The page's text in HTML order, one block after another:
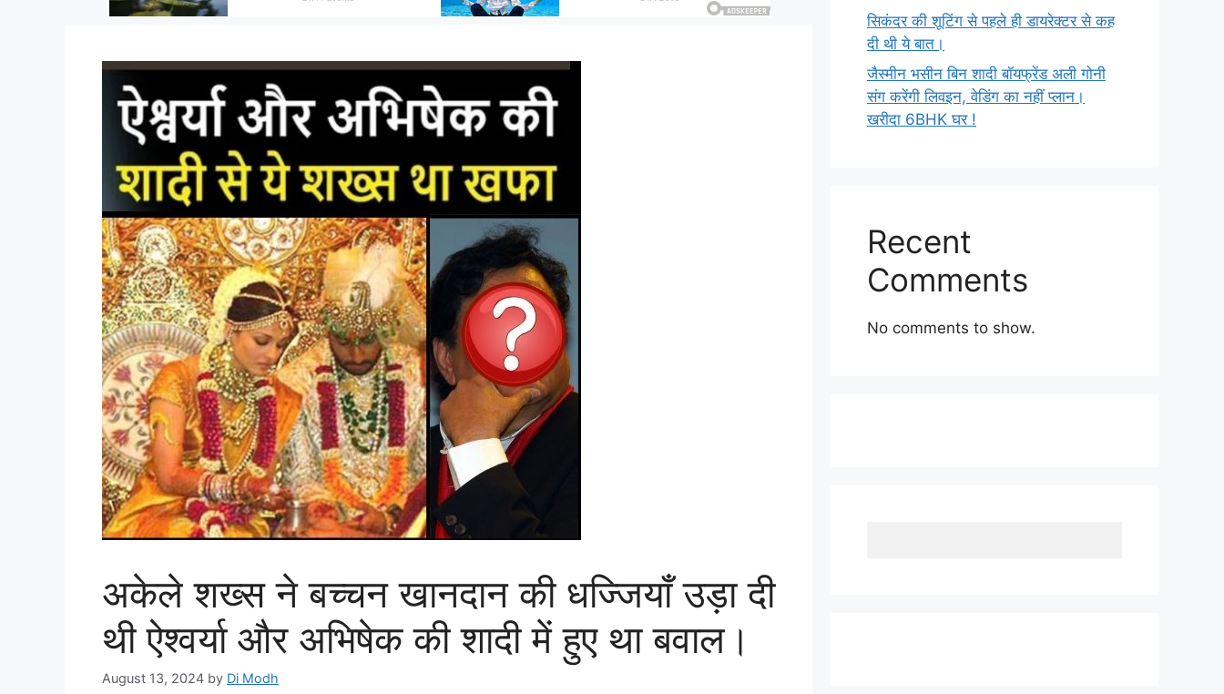
अकेले शख्स ने बच्चन खानदान की धज्जियाँ उड़ा दी
थी ऐश्वर्या और अभिषेक की शादी में हुए था बवाल।
August 13, 2024 by Di Modh
सिकंदर की शूटिंग से पहले ही डायरेक्टर से कह
दी थी ये बात।
जैस्मीन भसीन बिन शादी बॉयफ्रेंड अली गोनी
संग करेंगी लिवइन, वेडिंग का नहीं प्लान।
खरीदा 6BHK घर !
Recent
Comments
No comments to show.